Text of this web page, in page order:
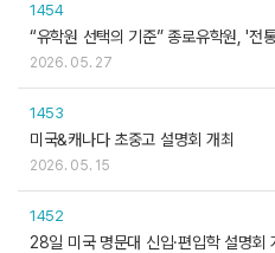
1454
“유학원 선택의 기준” 종로유학원, '전
2026. 05. 27
1453
미국&캐나다 초중고 설명회 개최
2026. 05. 15
1452
28일 미국 명문대 신입·편입학 설명회